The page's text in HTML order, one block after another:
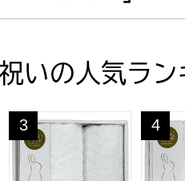
いの人気ラン
ギフト】[KM20]
【カタログギフト】【贈りも
昭和西川 今治月のしろうさ
3
位
昭和
4
位